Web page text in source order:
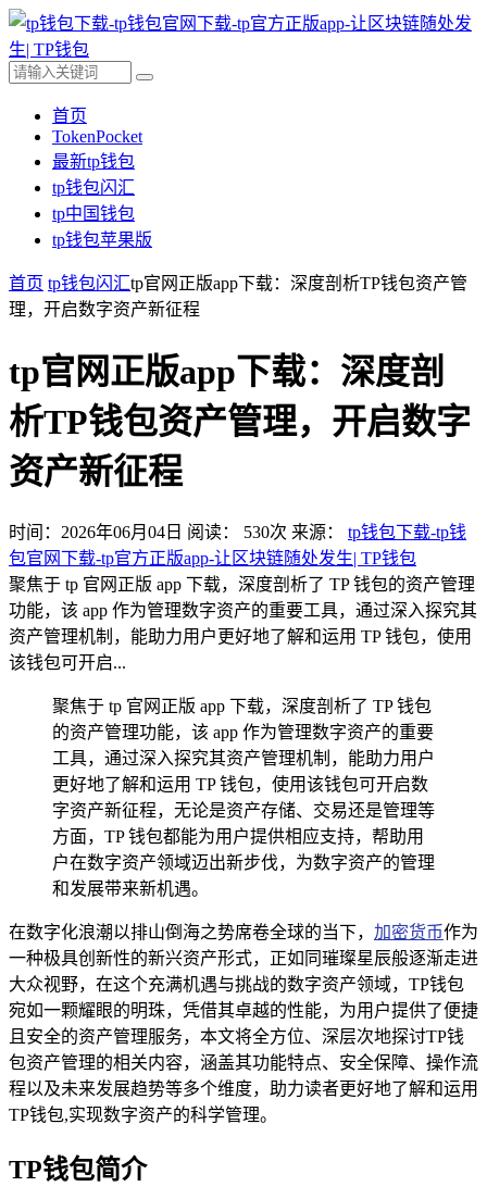
首页
TokenPocket
最新tp钱包
tp钱包闪汇
tp中国钱包
tp钱包苹果版
首页 tp钱包闪汇tp官网正版app下载：深度剖析TP钱包资产管
理，开启数字资产新征程
tp官网正版app下载：深度剖
析TP钱包资产管理，开启数字
资产新征程
时间：2026年06月04日 阅读： 530次 来源： tp钱包下载-tp钱
包官网下载-tp官方正版app-让区块链随处发生| TP钱包
聚焦于 tp 官网正版 app 下载，深度剖析了 TP 钱包的资产管理
功能，该 app 作为管理数字资产的重要工具，通过深入探究其
资产管理机制，能助力用户更好地了解和运用 TP 钱包，使用
该钱包可开启...
聚焦于 tp 官网正版 app 下载，深度剖析了 TP 钱包
的资产管理功能，该 app 作为管理数字资产的重要
工具，通过深入探究其资产管理机制，能助力用户
更好地了解和运用 TP 钱包，使用该钱包可开启数
字资产新征程，无论是资产存储、交易还是管理等
方面，TP 钱包都能为用户提供相应支持，帮助用
户在数字资产领域迈出新步伐，为数字资产的管理
和发展带来新机遇。
在数字化浪潮以排山倒海之势席卷全球的当下， 加密货币作为
一种极具创新性的新兴资产形式，正如同璀璨星辰般逐渐走进
大众视野，在这个充满机遇与挑战的数字资产领域，TP钱包
宛如一颗耀眼的明珠，凭借其卓越的性能，为用户提供了便捷
且安全的资产管理服务，本文将全方位、深层次地探讨TP钱
包资产管理的相关内容，涵盖其功能特点、安全保障、操作流
程以及未来发展趋势等多个维度，助力读者更好地了解和运用
TP钱包,实现数字资产的科学管理。
TP钱包简介